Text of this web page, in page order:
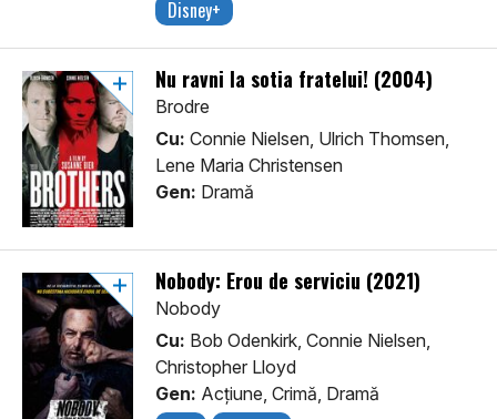
Disney+
Nu ravni la sotia fratelui! (2004)
Brodre
Cu: Connie Nielsen, Ulrich Thomsen,
Lene Maria Christensen
Gen: Dramă
Nobody: Erou de serviciu (2021)
Nobody
Cu: Bob Odenkirk, Connie Nielsen,
Christopher Lloyd
Gen: Acţiune, Crimă, Dramă